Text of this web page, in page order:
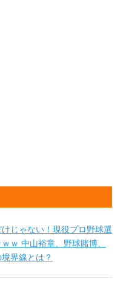
けじゃない！現役プロ野球選
ｗ 中山裕章、野球賭博、
界線とは？